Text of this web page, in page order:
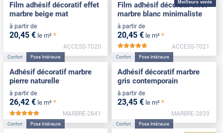
Film adhésif décoratif effet
marbre beige mat
à partir de
20,45 € le m² *
ACCESS-7020
Meilleure vente
Film adhésif décoratif effet
marbre blanc minimaliste
à partir de
20,45 € le m² *
ACCESS-7021
Confort Pose Intérieure
Adhésif décoratif marbre
pierre naturelle
à partir de
26,42 € le m² *
*****
MARBRE-2841
Confort Pose Intérieure
Adhésif décoratif marbre
gris contemporain
à partir de
23,45 € le m² *
MARBRE-2839
Confort Pose Intérieure Confort Pose Intérieure